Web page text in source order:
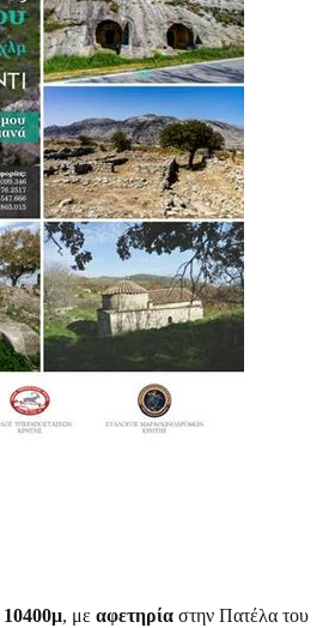
10400μ, με αφετηρία στην Πατέλα του